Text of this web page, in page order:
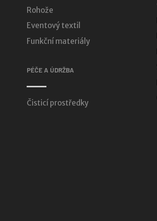
Rohože
Eventový textil
Funkční materiály
PÉČE A ÚDRŽBA
Čisticí prostředky